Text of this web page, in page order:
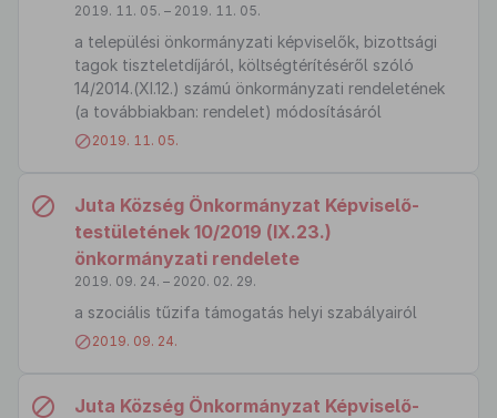
2019. 11. 05. – 2019. 11. 05.
a települési önkormányzati képviselők, bizottsági
tagok tiszteletdíjáról, költségtérítéséről szóló
14/2014.(XI.12.) számú önkormányzati rendeletének
(a továbbiakban: rendelet) módosításáról
2019. 11. 05.
Juta Község Önkormányzat Képviselő-
testületének 10/2019 (IX.23.)
önkormányzati rendelete
2019. 09. 24. – 2020. 02. 29.
a szociális tűzifa támogatás helyi szabályairól
2019. 09. 24.
Juta Község Önkormányzat Képviselő-